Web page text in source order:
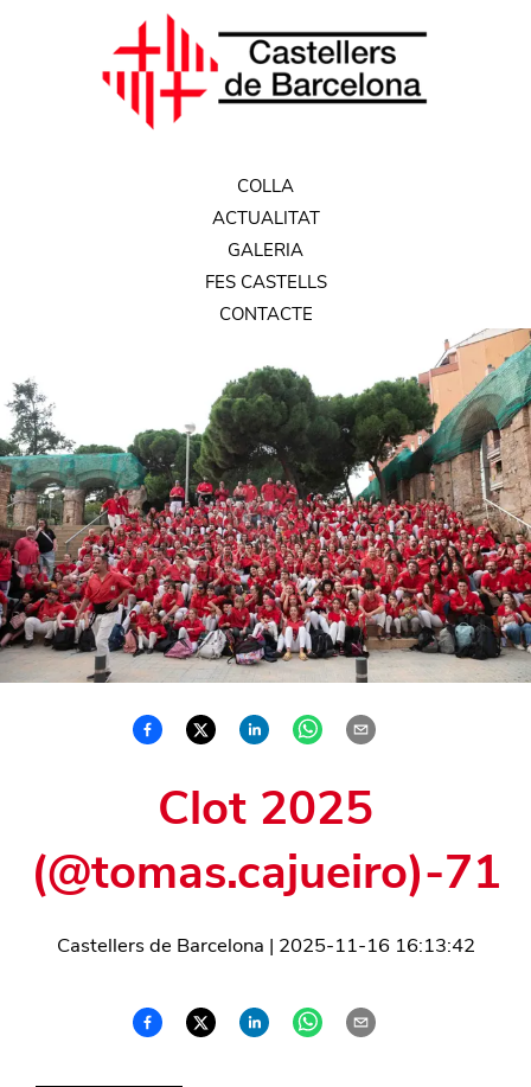
COLLA
ACTUALITAT
GALERIA
FES CASTELLS
CONTACTE
Clot 2025
(@tomas.cajueiro)-71
Castellers de Barcelona | 2025-11-16 16:13:42